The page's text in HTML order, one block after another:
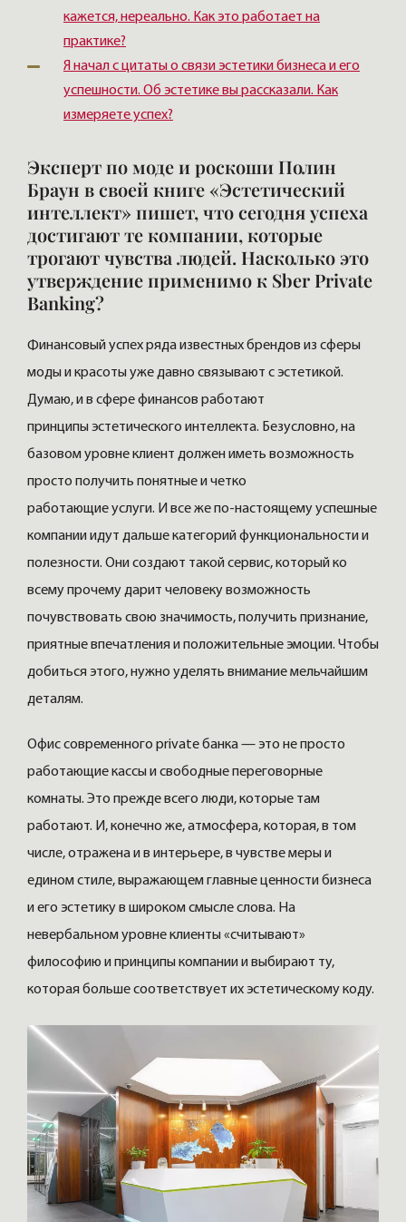
кажется, нереально. Как это работает на
практике?
Я начал с цитаты о связи эстетики бизнеса и его
успешности. Об эстетике вы рассказали. Как
измеряете успех?
Эксперт по моде и роскоши Полин
Браун в своей книге «Эстетический
интеллект» пишет, что сегодня успеха
достигают те компании, которые
трогают чувства людей. Насколько это
утверждение применимо к Sber Private
Banking?
Финансовый успех ряда известных брендов из сферы
моды и красоты уже давно связывают с эстетикой.
Думаю, и в сфере финансов работают
принципы эстетического интеллекта. Безусловно, на
базовом уровне клиент должен иметь возможность
просто получить понятные и четко
работающие услуги. И все же по-настоящему успешные
компании идут дальше категорий функциональности и
полезности. Они создают такой сервис, который ко
всему прочему дарит человеку возможность
почувствовать свою значимость, получить признание,
приятные впечатления и положительные эмоции. Чтобы
добиться этого, нужно уделять внимание мельчайшим
деталям.
Офис современного private банка — это не просто
работающие кассы и свободные переговорные
комнаты. Это прежде всего люди, которые там
работают. И, конечно же, атмосфера, которая, в том
числе, отражена и в интерьере, в чувстве меры и
едином стиле, выражающем главные ценности бизнеса
и его эстетику в широком смысле слова. На
невербальном уровне клиенты «считывают»
философию и принципы компании и выбирают ту,
которая больше соответствует их эстетическому коду.